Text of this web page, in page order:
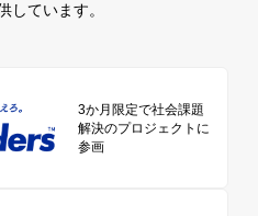
しています。
3か月限定で社会課題
解決のプロジェクトに
参画